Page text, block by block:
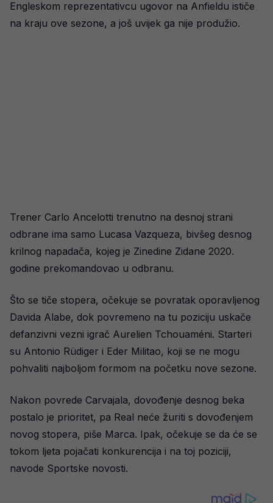
Engleskom reprezentativcu ugovor na Anfieldu ističe
na kraju ove sezone, a još uvijek ga nije produžio.
Trener Carlo Ancelotti trenutno na desnoj strani
odbrane ima samo Lucasa Vazqueza, bivšeg desnog
krilnog napadača, kojeg je Zinedine Zidane 2020.
godine prekomandovao u odbranu.
Što se tiče stopera, očekuje se povratak oporavljenog
Davida Alabe, dok povremeno na tu poziciju uskače
defanzivni vezni igrač Aurelien Tchouaméni. Starteri
su Antonio Rüdiger i Eder Militao, koji se ne mogu
pohvaliti najboljom formom na početku nove sezone.
Nakon povrede Carvajala, dovođenje desnog beka
postalo je prioritet, pa Real neće žuriti s dovođenjem
novog stopera, piše Marca. Ipak, očekuje se da će se
tokom ljeta pojačati konkurencija i na toj poziciji,
navode Sportske novosti.